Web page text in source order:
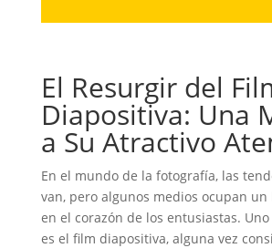
El Resurgir del
Diapositiva: Una
a Su Atractivo
En el mundo de la fotografía, las
van, pero algunos medios ocupan un
en el corazón de los entusiastas.
es el film diapositiva, alguna vez